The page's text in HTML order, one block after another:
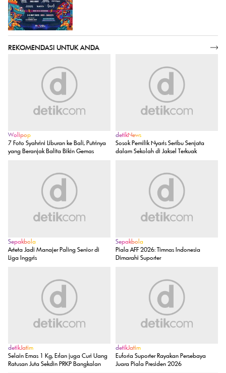
REKOMENDASI UNTUK ANDA
Wolipop
7 Foto Syahrini Liburan ke Bali, Putrinya
yang Beranjak Balita Bikin Gemas
detikNews
Sosok Pemilik Nyaris Seribu Senjata
dalam Sekolah di Jaksel Terkuak
Sepakbola
Arteta Jadi Manajer Paling Senior di
Liga Inggris
Sepakbola
Piala AFF 2026: Timnas Indonesia
Dimarahi Suporter
detikJatim
Selain Emas 1 Kg, Erlan juga Curi Uang
Ratusan Juta Sekdin PRKP Bangkalan
detikJatim
Euforia Suporter Rayakan Persebaya
Juara Piala Presiden 2026